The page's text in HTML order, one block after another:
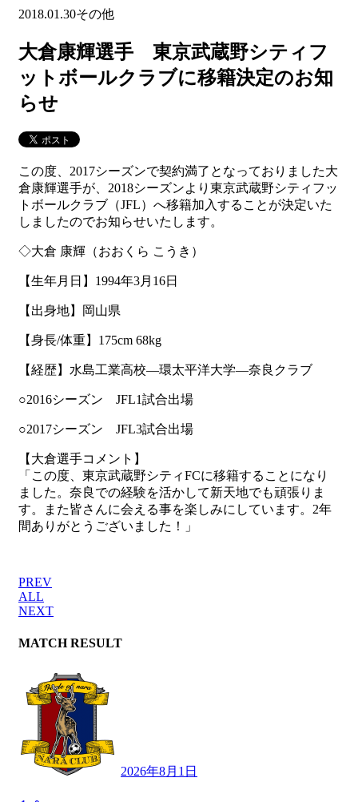
2018.01.30その他
大倉康輝選手 東京武蔵野シティフ
ットボールクラブに移籍決定のお知
らせ
この度、2017シーズンで契約満了となっておりました大
倉康輝選手が、2018シーズンより東京武蔵野シティフッ
トボールクラブ（JFL）へ移籍加入することが決定いた
しましたのでお知らせいたします。
◇大倉 康輝（おおくら こうき）
【生年月日】1994年3月16日
【出身地】岡山県
【身長/体重】175cm 68kg
【経歴】水島工業高校―環太平洋大学―奈良クラブ
○2016シーズン JFL1試合出場
○2017シーズン JFL3試合出場
【大倉選手コメント】
「この度、東京武蔵野シティFCに移籍することになり
ました。奈良での経験を活かして新天地でも頑張りま
す。また皆さんに会える事を楽しみにしています。2年
間ありがとうございました！」
PREV
ALL
NEXT
MATCH RESULT
2026年8月1日